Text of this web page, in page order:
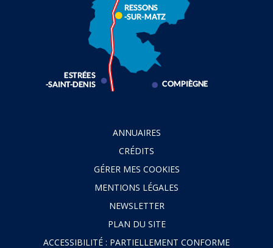
ANNUAIRES
CRÉDITS
GÉRER MES COOKIES
MENTIONS LÉGALES
NEWSLETTER
PLAN DU SITE
ACCESSIBILITÉ : PARTIELLEMENT CONFORME